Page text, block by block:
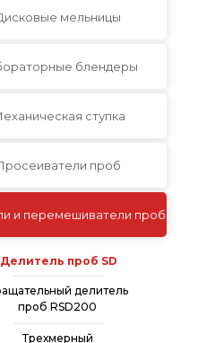
мельницы
блендеры
ступка
проб
и перемешиватели проб
Делитель проб SD
делитель
проб RSD200
Трехмерный